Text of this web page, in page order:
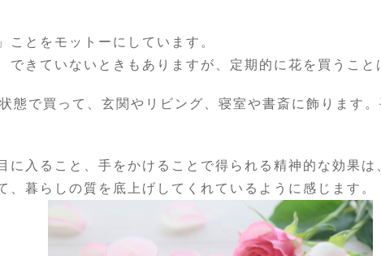
ことをモットーにしています。
できていないときもありますが、定期的に花を買うこと
態で買って、玄関やリビング、寝室や書斎に飾ります
に入ること、手をかけることで得られる精神的な効果
、暮らしの質を底上げしてくれているように感じます。